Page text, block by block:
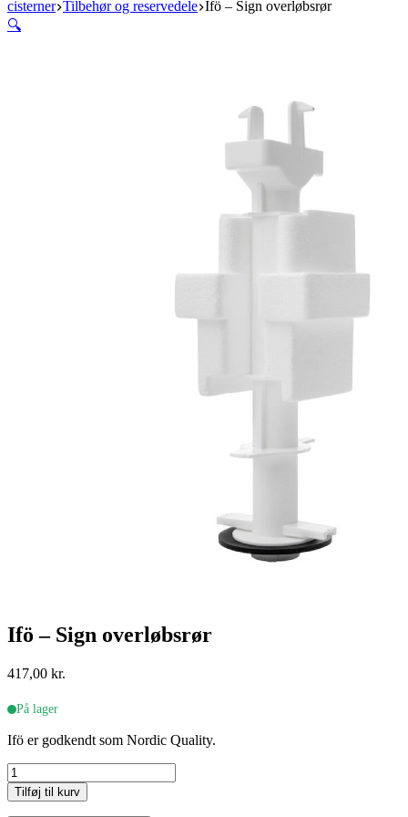
cisterner Tilbehør og reservedele Ifö – Sign overløbsrør
🔍
Ifö – Sign overløbsrør
417,00 kr.
På lager
Ifö er godkendt som Nordic Quality.
Ifö
-
Sign
Tilføj til kurv